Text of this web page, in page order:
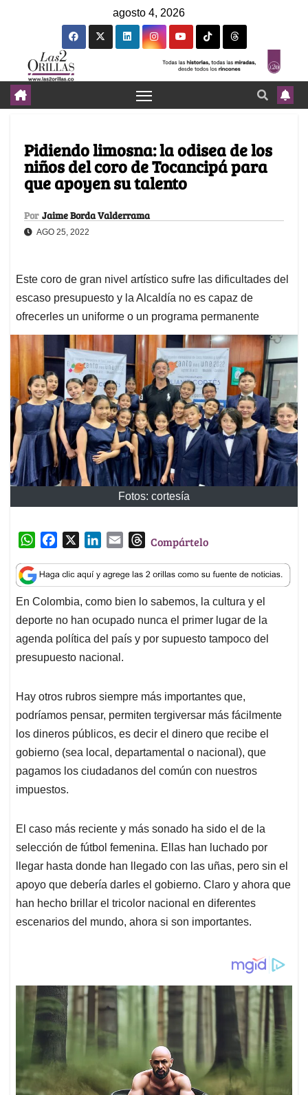
agosto 4, 2026
Pidiendo limosna: la odisea de los
niños del coro de Tocancipá para
que apoyen su talento
Por Jaime Borda Valderrama
AGO 25, 2022
Este coro de gran nivel artístico sufre las dificultades del
escaso presupuesto y la Alcaldía no es capaz de
ofrecerles un uniforme o un programa permanente
Fotos: cortesía
W
a
t
s
A
p
p
c
e
b
o
o
k
n
k
e
d
I
n
a
i
l
T
r
e
a
d
s
Compártelo
En Colombia, como bien lo sabemos, la cultura y el
deporte no han ocupado nunca el primer lugar de la
agenda política del país y por supuesto tampoco del
presupuesto nacional.
Hay otros rubros siempre más importantes que,
podríamos pensar, permiten tergiversar más fácilmente
los dineros públicos, es decir el dinero que recibe el
gobierno (sea local, departamental o nacional), que
pagamos los ciudadanos del común con nuestros
impuestos.
El caso más reciente y más sonado ha sido el de la
selección de fútbol femenina. Ellas han luchado por
llegar hasta donde han llegado con las uñas, pero sin el
apoyo que debería darles el gobierno. Claro y ahora que
han hecho brillar el tricolor nacional en diferentes
escenarios del mundo, ahora si son importantes.